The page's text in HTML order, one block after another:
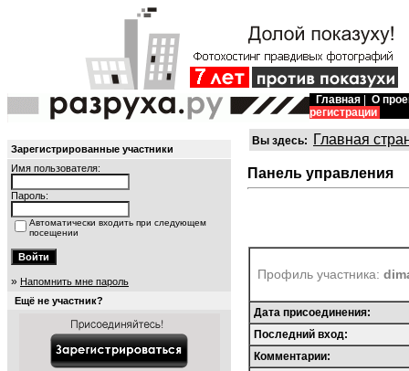
Главная
О
регистрации
Зарегистрированные участники
Имя пользователя:
Пароль:
Автоматически входить при следующем
посещении
» Напомнить мне пароль
Ещё не участник?
Вы здесь: Главная
Панель управления
Профиль участника:
Дата присоединения:
Последний вход:
Комментарии: